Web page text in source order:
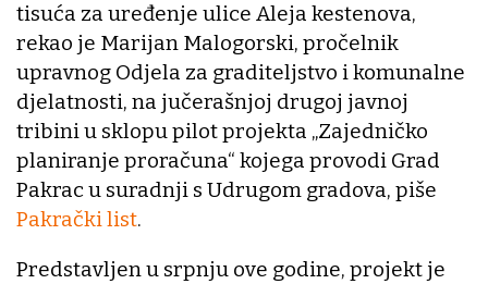
tisuća za uređenje ulice Aleja kestenova,
rekao je Marijan Malogorski, pročelnik
upravnog Odjela za graditeljstvo i komunalne
djelatnosti, na jučerašnjoj drugoj javnoj
tribini u sklopu pilot projekta „Zajedničko
planiranje proračuna“ kojega provodi Grad
Pakrac u suradnji s Udrugom gradova, piše
Pakrački list.
Predstavljen u srpnju ove godine, projekt je